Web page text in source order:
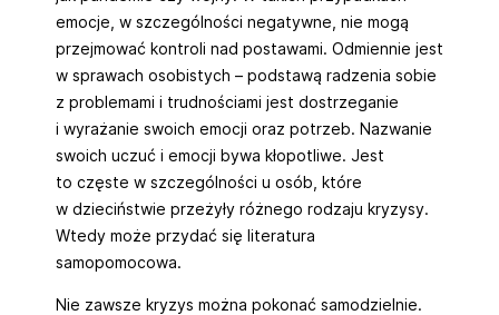
emocje, w szczególności negatywne, nie mogą
przejmować kontroli nad postawami. Odmiennie jest
w sprawach osobistych – podstawą radzenia sobie
z problemami i trudnościami jest dostrzeganie
i wyrażanie swoich emocji oraz potrzeb. Nazwanie
swoich uczuć i emocji bywa kłopotliwe. Jest
to częste w szczególności u osób, które
w dzieciństwie przeżyły różnego rodzaju kryzysy.
Wtedy może przydać się literatura
samopomocowa.
Nie zawsze kryzys można pokonać samodzielnie.